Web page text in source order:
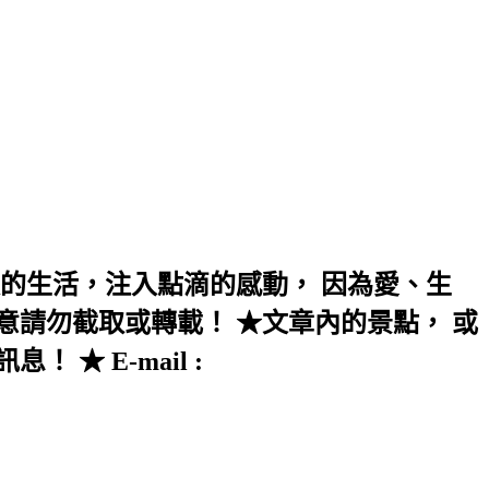
生活，注入點滴的感動， 因為愛、生
請勿截取或轉載！ ★文章內的景點， 或
息！ ★ E-mail :